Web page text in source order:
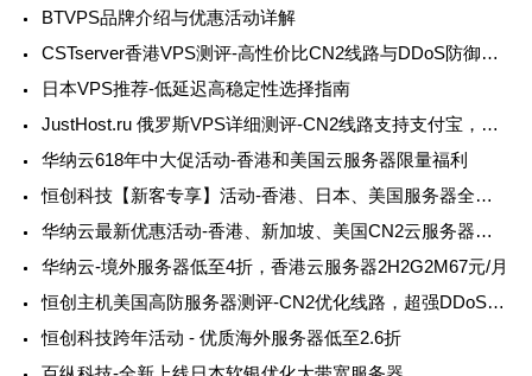
BTVPS品牌介绍与优惠活动详解
CSTserver香港VPS测评-高性价比CN2线路与DDoS防御支持
日本VPS推荐-低延迟高稳定性选择指南
JustHost.ru 俄罗斯VPS详细测评-CN2线路支持支付宝，性价比超高
华纳云618年中大促活动-香港和美国云服务器限量福利
恒创科技【新客专享】活动-香港、日本、美国服务器全场3折起
华纳云最新优惠活动-香港、新加坡、美国CN2云服务器详解
华纳云-境外服务器低至4折，香港云服务器2H2G2M67元/月
恒创主机美国高防服务器测评-CN2优化线路，超强DDoS防御
恒创科技跨年活动 - 优质海外服务器低至2.6折